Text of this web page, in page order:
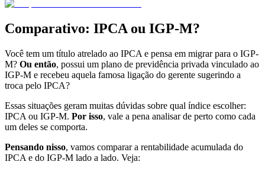
Comparativo: IPCA ou IGP-M?
Você tem um título atrelado ao IPCA e pensa em migrar para o IGP-
M? Ou então, possui um plano de previdência privada vinculado ao
IGP-M e recebeu aquela famosa ligação do gerente sugerindo a
troca pelo IPCA?
Essas situações geram muitas dúvidas sobre qual índice escolher:
IPCA ou IGP-M. Por isso, vale a pena analisar de perto como cada
um deles se comporta.
Pensando nisso, vamos comparar a rentabilidade acumulada do
IPCA e do IGP-M lado a lado. Veja: